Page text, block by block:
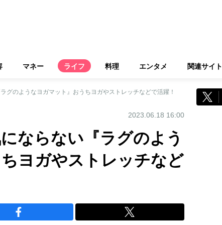
マネー ライフ 料理 エンタメ 関連サイト
グのようなヨガマット』おうちヨガやストレッチなどで活躍！
2023.06.18 16:00
ならない『ラグのよう
ヨガやストレッチなど